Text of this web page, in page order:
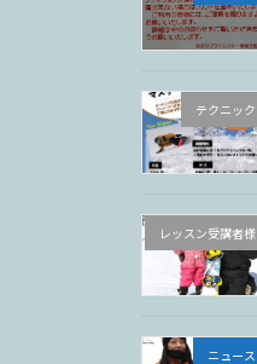
テクニック
レッスン受講者様
ニュース